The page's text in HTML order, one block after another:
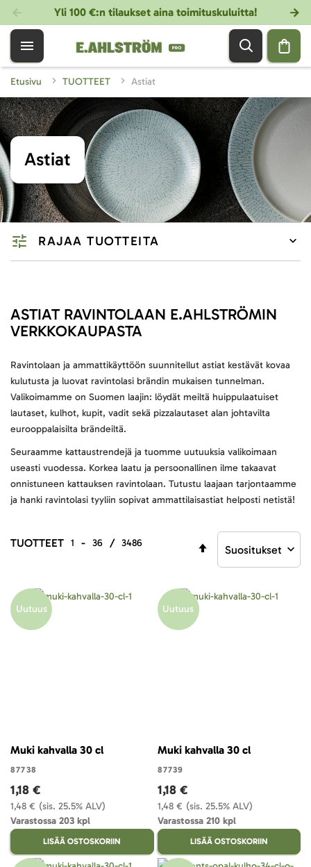
Yli 100 €:n tilaukset aina toimituskuluitta!
Etusivu TUOTTEET Astiat
Astiat
ASTIAT RAVINTOLAAN E.AHLSTRÖMIN
VERKKOKAUPASTA
Ravintolaan ja ammattikäyttöön suunnitellut astiat kestävät kovaa
kulutusta ja luovat ravintolasi brändin mukaisen tunnelman.
Valikoimamme on Suomen laajin: löydät meiltä huippulaatuiset
lautaset, kulhot, kupit, vadit sekä pizzalautaset alan johtavilta
eurooppalaisilta brändeiltä.
Seuraamme kattaustrendejä ja tuomme uutuuksia valikoimaan
useasti vuodessa. Korkea laatu ja persoonallinen ilme takaavat
onnistuneen kattauksen ravintolaan. Tutustu laajaan tarjontaamme
ja hanki ravintolasi tyyliin sopivat ammattilaisastiat helposti netistä!
TUOTTEET 1 - 36 / 3486
Aseta
Uutuus
Muki kahvalla 30 cl
87738
(sis. 25.5% ALV)
1,48 €
1,18 €
Varastossa 203 kpl
LISÄÄ OSTOSKORIIN
Uutuus
Muki kahvalla 30 cl
87739
(sis. 25.5% ALV)
1,48 €
1,18 €
Varastossa 210 kpl
LISÄÄ OSTOSKORIIN
RAJAA TUOTTEITA